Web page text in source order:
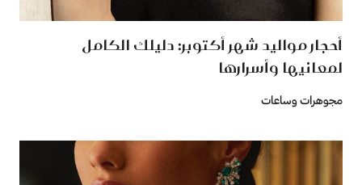
أحجار مواليد شهر أكتوبر: دليلك الكامل
لمعانيها وأسرارها
مجوهرات وساعات